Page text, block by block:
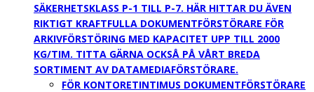
SÄKERHETSKLASS P-1 TILL P-7. HÄR HITTAR DU ÄVEN
RIKTIGT KRAFTFULLA DOKUMENTFÖRSTÖRARE FÖR
ARKIVFÖRSTÖRING MED KAPACITET UPP TILL 2000
KG/TIM. TITTA GÄRNA OCKSÅ PÅ VÅRT BREDA
SORTIMENT AV DATAMEDIAFÖRSTÖRARE.
FÖR KONTORETINTIMUS DOKUMENTFÖRSTÖRARE